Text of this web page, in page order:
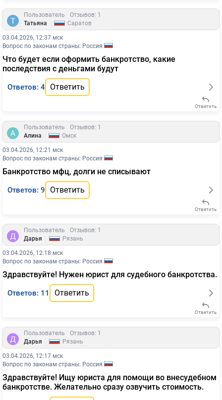
Пользователь
Отзывов: 1
Татьяна
Саратов
03.04.2026, 12:37 мск
Вопрос по законам страны: Россия
Что будет если оформить банкротство, какие
последствия с деньгами будут
Ответов: 4 Ответить
Ответить
Пользователь
Отзывов: 1
Алина
Омск
03.04.2026, 12:21 мск
Вопрос по законам страны: Россия
Банкротство мфц, долги не списывают
Ответов: 9 Ответить
Ответить
Пользователь
Отзывов: 1
Дарья
Рязань
03.04.2026, 12:18 мск
Вопрос по законам страны: Россия
Здравствуйте! Нужен юрист для судебного банкротства.
Ответов: 11 Ответить
Ответить
Пользователь
Отзывов: 1
Дарья
Рязань
03.04.2026, 12:17 мск
Вопрос по законам страны: Россия
Здравствуйте! Ищу юриста для помощи во внесудебном
банкротстве. Желательно сразу озвучить стоимость.